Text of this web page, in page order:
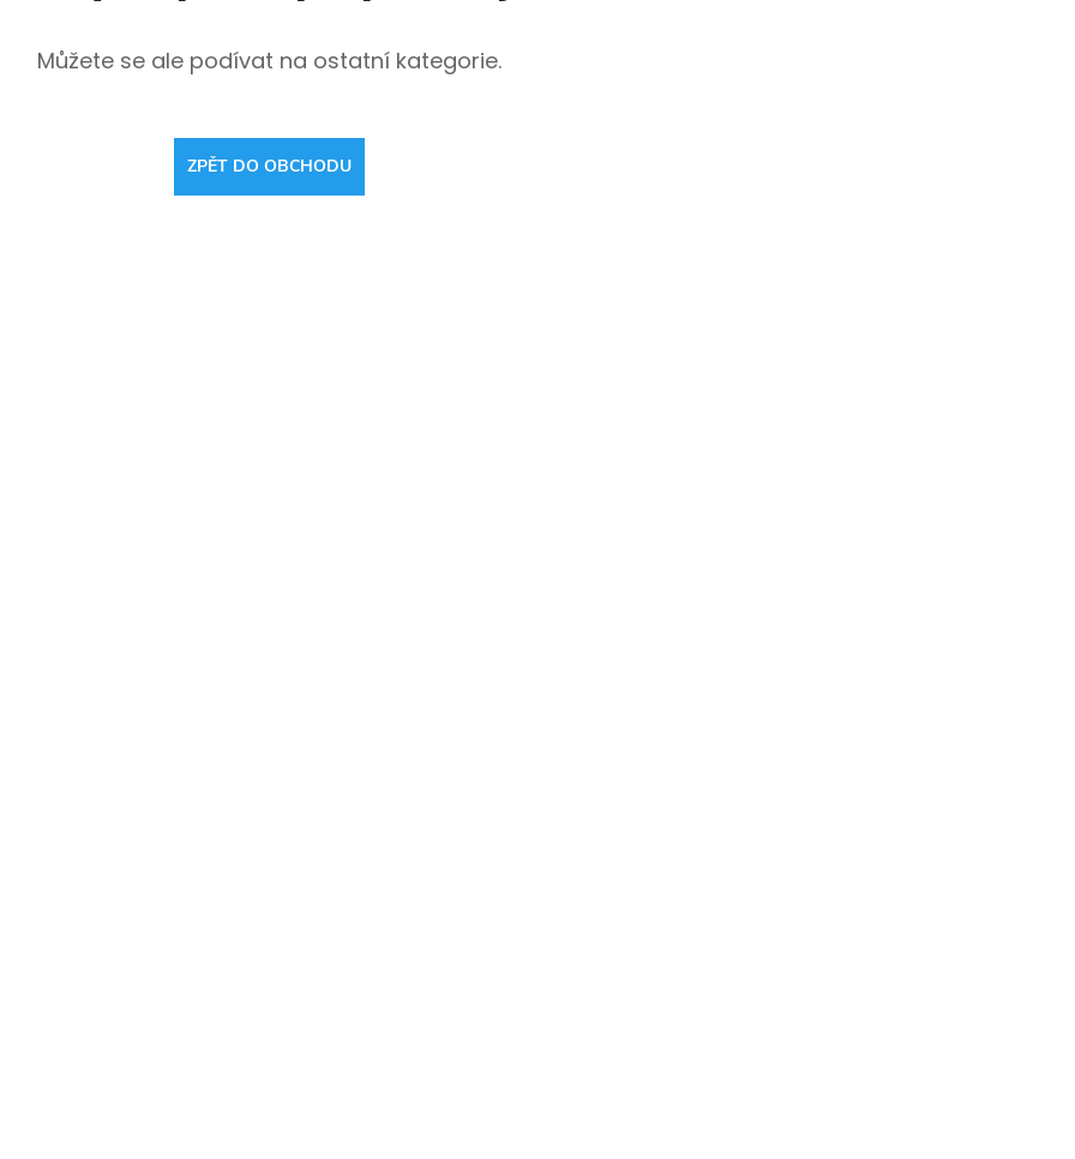
Můžete se ale podívat na ostatní kategorie.
ZPĚT DO OBCHODU